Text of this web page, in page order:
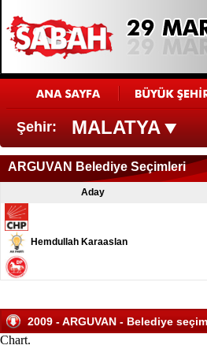
Şehir: MALATYA
ARGUVAN Belediye Seçimleri
Aday
Hemdullah Karaaslan
2009 - ARGUVAN - Belediye
Chart.